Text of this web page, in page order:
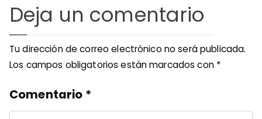
Deja un comentario
Tu dirección de correo electrónico no será publicada.
Los campos obligatorios están marcados con *
Comentario *